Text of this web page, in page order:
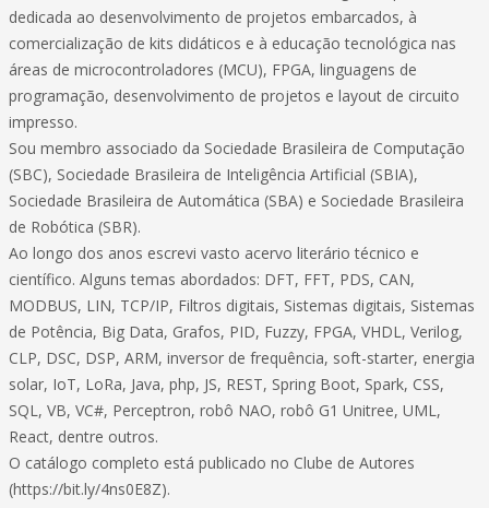
dedicada ao desenvolvimento de projetos embarcados, à
comercialização de kits didáticos e à educação tecnológica nas
áreas de microcontroladores (MCU), FPGA, linguagens de
programação, desenvolvimento de projetos e layout de circuito
impresso.
Sou membro associado da Sociedade Brasileira de Computação
(SBC), Sociedade Brasileira de Inteligência Artificial (SBIA),
Sociedade Brasileira de Automática (SBA) e Sociedade Brasileira
de Robótica (SBR).
Ao longo dos anos escrevi vasto acervo literário técnico e
científico. Alguns temas abordados: DFT, FFT, PDS, CAN,
MODBUS, LIN, TCP/IP, Filtros digitais, Sistemas digitais, Sistemas
de Potência, Big Data, Grafos, PID, Fuzzy, FPGA, VHDL, Verilog,
CLP, DSC, DSP, ARM, inversor de frequência, soft-starter, energia
solar, IoT, LoRa, Java, php, JS, REST, Spring Boot, Spark, CSS,
SQL, VB, VC#, Perceptron, robô NAO, robô G1 Unitree, UML,
React, dentre outros.
O catálogo completo está publicado no Clube de Autores
(https://bit.ly/4ns0E8Z).